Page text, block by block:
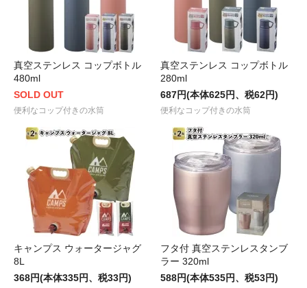
真空ステンレス コップボトル
480ml
SOLD OUT
便利なコップ付きの水筒
真空ステンレス コップボトル
280ml
687円(本体625円、税62円)
便利なコップ付きの水筒
キャンプス ウォータージャグ
8L
368円(本体335円、税33円)
フタ付 真空ステンレスタンブ
ラー 320ml
588円(本体535円、税53円)